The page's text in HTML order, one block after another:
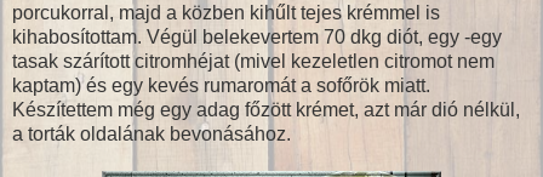
porcukorral, majd a közben kihűlt tejes krémmel is
kihabosítottam. Végül belekevertem 70 dkg diót, egy -egy
tasak szárított citromhéjat (mivel kezeletlen citromot nem
kaptam) és egy kevés rumaromát a sofőrök miatt.
Készítettem még egy adag főzött krémet, azt már dió nélkül,
a torták oldalának bevonásához.